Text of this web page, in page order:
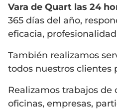
Vara de Quart las 24
365 días del año,
eficacia,
También realizamos
todos nuestros clientes
Realizamos trabajos de
oficinas, empresas,